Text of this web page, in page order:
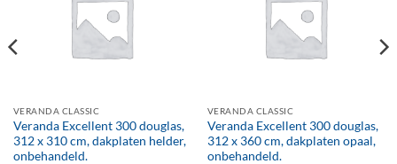
VERANDA CLASSIC
Veranda Excellent 300 douglas,
312 x 310 cm, dakplaten helder,
onbehandeld.
VERANDA CLASSIC
Veranda Excellent 300 douglas,
312 x 360 cm, dakplaten opaal,
onbehandeld.